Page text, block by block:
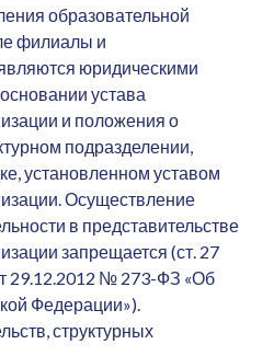
образовательной
филиалы и
юридическими
устава
и положения о
подразделении,
установленном уставом
Осуществление
в представительстве
запрещается (ст. 27
29.12.2012 № 273-ФЗ «Об
Федерации»).
структурных